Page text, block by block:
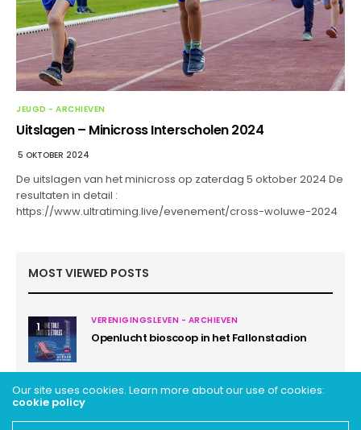
JEUGD - ARCHIEVEN
Uitslagen – Minicross Interscholen 2024
5 OKTOBER 2024
De uitslagen van het minicross op zaterdag 5 oktober 2024 De
resultaten in detail :
https://www.ultratiming.live/evenement/cross-woluwe-2024
MOST VIEWED POSTS
1 VERENIGINGSLEVEN - ARCHIEVEN
Openlucht bioscoop in het Fallonstadion
Our site uses cookies. Learn more about our use of cookies:
cookie policy